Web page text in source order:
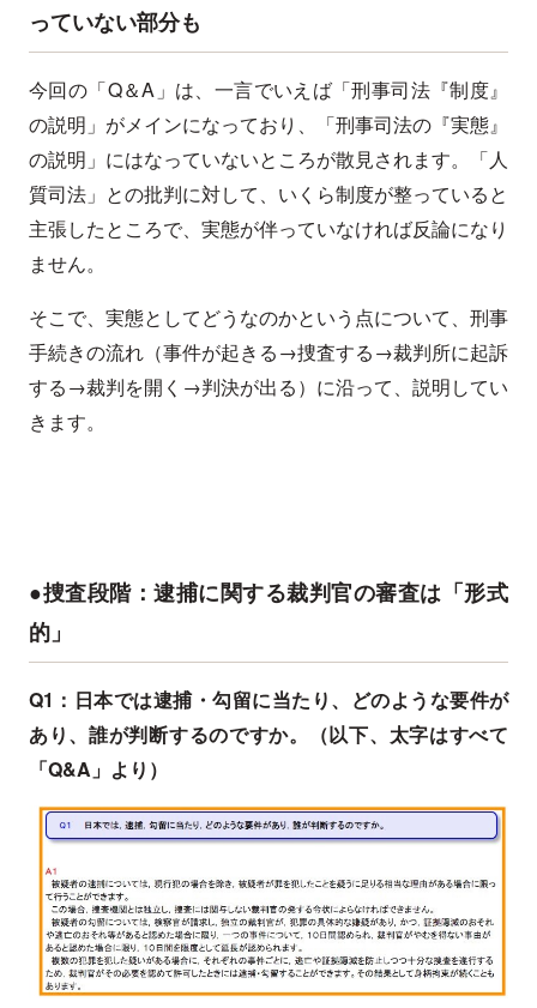
っていない部分も
今回の「Q＆A」は、一言でいえば「刑事司法『制度』
の説明」がメインになっており、「刑事司法の『実態』
の説明」にはなっていないところが散見されます。「人
質司法」との批判に対して、いくら制度が整っていると
主張したところで、実態が伴っていなければ反論になり
ません。
そこで、実態としてどうなのかという点について、刑事
手続きの流れ（事件が起きる→捜査する→裁判所に起訴
する→裁判を開く→判決が出る）に沿って、説明してい
きます。
●捜査段階：逮捕に関する裁判官の審査は「形式
的」
Q1：日本では逮捕・勾留に当たり、どのような要件が
あり、誰が判断するのですか。（以下、太字はすべて
「Q&A」より）